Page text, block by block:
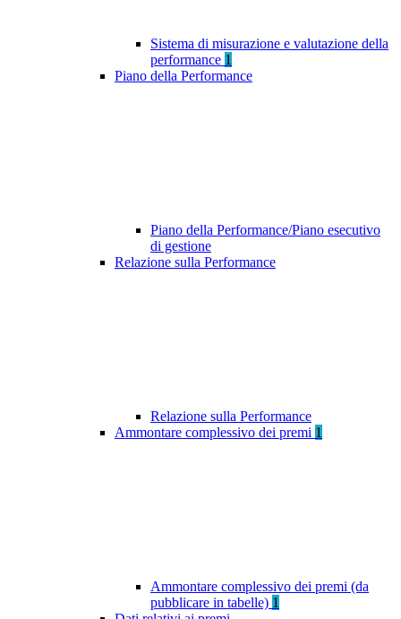
Sistema di misurazione e valutazione della
performance 1
Piano della Performance
Piano della Performance/Piano esecutivo
di gestione
Relazione sulla Performance
Relazione sulla Performance
Ammontare complessivo dei premi 1
Ammontare complessivo dei premi (da
pubblicare in tabelle) 1